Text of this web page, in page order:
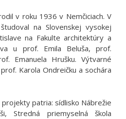
v roku 1936 v Nemčiciach. V
na Slovenskej vysokej
na Fakulte architektúry a
u prof. Emila Beluša, prof.
Emanuela Hrušku. Výtvarné
Karola Ondreičku a sochára
patria: sídlisko Nábrežie
Stredná priemyselná škola